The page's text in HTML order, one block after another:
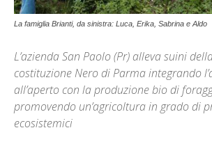
La famiglia Brianti, da sinistra: Luca, Erika, Sabrina e Aldo
L’azienda San Paolo (Pr) alleva suini
costituzione Nero di Parma integrando
all’aperto con la produzione bio di
promovendo un’agricoltura in grado di
ecosistemici